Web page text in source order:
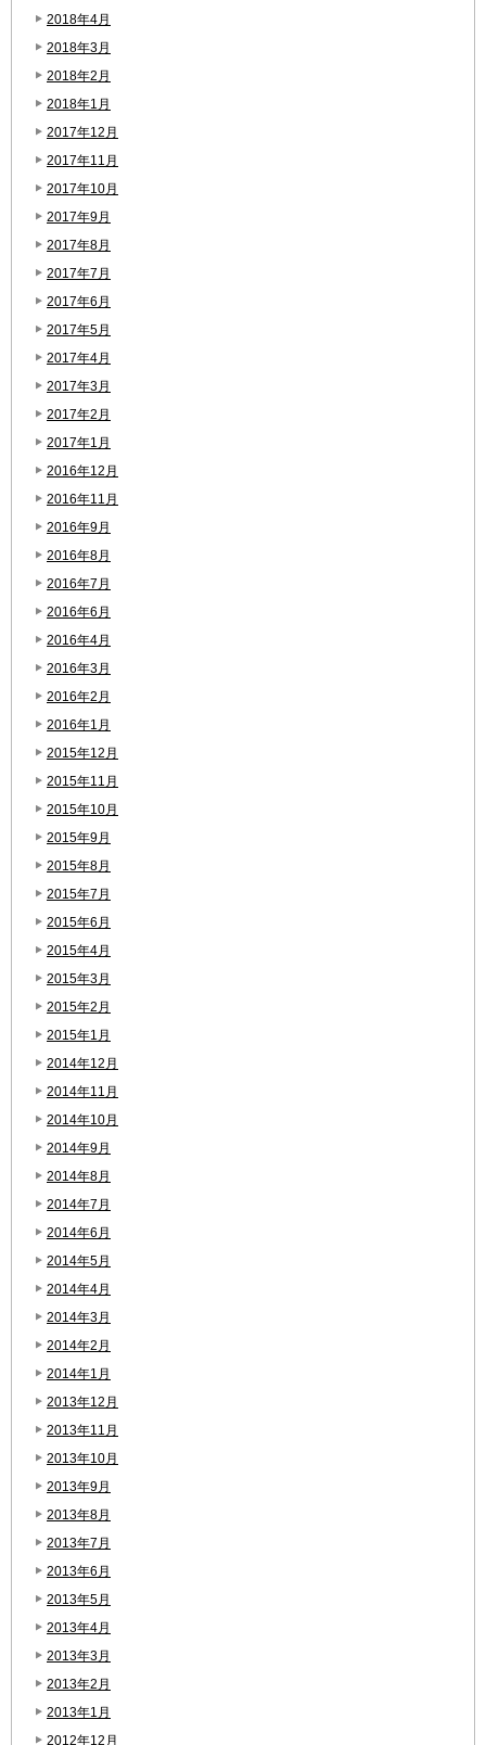
2018年4月
2018年3月
2018年2月
2018年1月
2017年12月
2017年11月
2017年10月
2017年9月
2017年8月
2017年7月
2017年6月
2017年5月
2017年4月
2017年3月
2017年2月
2017年1月
2016年12月
2016年11月
2016年9月
2016年8月
2016年7月
2016年6月
2016年4月
2016年3月
2016年2月
2016年1月
2015年12月
2015年11月
2015年10月
2015年9月
2015年8月
2015年7月
2015年6月
2015年4月
2015年3月
2015年2月
2015年1月
2014年12月
2014年11月
2014年10月
2014年9月
2014年8月
2014年7月
2014年6月
2014年5月
2014年4月
2014年3月
2014年2月
2014年1月
2013年12月
2013年11月
2013年10月
2013年9月
2013年8月
2013年7月
2013年6月
2013年5月
2013年4月
2013年3月
2013年2月
2013年1月
2012年12月